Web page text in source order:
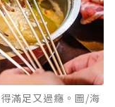
滿足又過癮。圖/海